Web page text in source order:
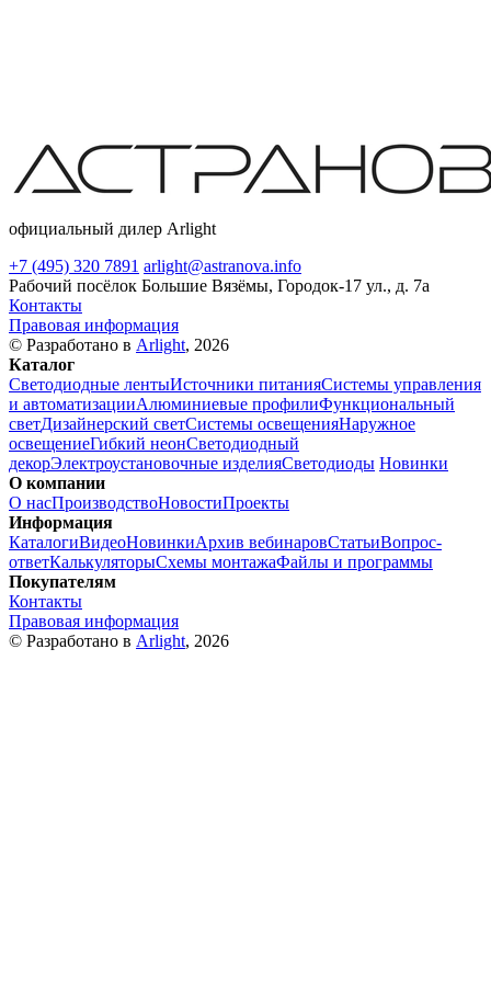
официальный дилер Arlight
+7 (495) 320 7891 arlight@astranova.info
Рабочий посёлок Большие Вязёмы, Городок-17 ул., д. 7а
Контакты
Правовая информация
© Разработано в Arlight, 2026
Каталог
Светодиодные лентыИсточники питанияСистемы управления
и автоматизацииАлюминиевые профилиФункциональный
светДизайнерский светСистемы освещенияНаружное
освещениеГибкий неонСветодиодный
декорЭлектроустановочные изделияСветодиоды Новинки
О компании
О насПроизводствоНовостиПроекты
Информация
КаталогиВидеоНовинкиАрхив вебинаровСтатьиВопрос-
ответКалькуляторыСхемы монтажаФайлы и программы
Покупателям
Контакты
Правовая информация
© Разработано в Arlight, 2026